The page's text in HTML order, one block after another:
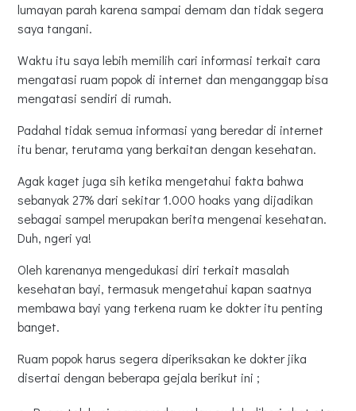
lumayan parah karena sampai demam dan tidak segera
saya tangani.
Waktu itu saya lebih memilih cari informasi terkait cara
mengatasi ruam popok di internet dan menganggap bisa
mengatasi sendiri di rumah.
Padahal tidak semua informasi yang beredar di internet
itu benar, terutama yang berkaitan dengan kesehatan.
Agak kaget juga sih ketika mengetahui fakta bahwa
sebanyak 27% dari sekitar 1.000 hoaks yang dijadikan
sebagai sampel merupakan berita mengenai kesehatan.
Duh, ngeri ya!
Oleh karenanya mengedukasi diri terkait masalah
kesehatan bayi, termasuk mengetahui kapan saatnya
membawa bayi yang terkena ruam ke dokter itu penting
banget.
Ruam popok harus segera diperiksakan ke dokter jika
disertai dengan beberapa gejala berikut ini ;